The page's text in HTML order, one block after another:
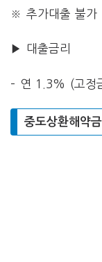
※ 추가대출 불가
▶ 대출금리
– 연 1.3% (고정
중도상환해약